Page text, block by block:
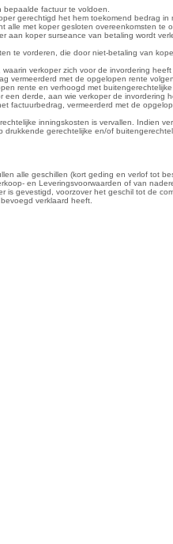
factuur te voldoen.
gerechtigd het hem toekomend bedrag
alle met koper gesloten overeenkomsten te
aan koper surseance van betaling wordt
te vorderen, die door niet-betaling van
verkoper zich voor de invordering
vermeerderd met de opgelopen rente
rente en verhoogd met
derde, aan wie verkoper de invordering
factuurbedrag, vermeerderd met de
inningskosten is vervallen. Indien
gerechtelijke en/of
alle geschillen (kort geding en verlof tot
en Leveringsvoorwaarden of van
is gevestigd, voorzover het geschil tot de
verklaard heeft.